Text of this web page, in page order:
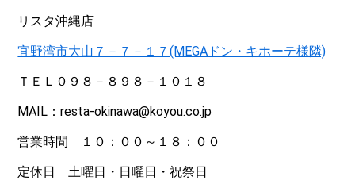
リスタ沖縄店
宜野湾市大山７－７－１７(MEGAドン・キホーテ様隣)
ＴＥＬ０９８－８９８－１０１８
MAIL：resta-okinawa@koyou.co.jp
営業時間 １０：００～１８：００
定休日 土曜日・日曜日・祝祭日